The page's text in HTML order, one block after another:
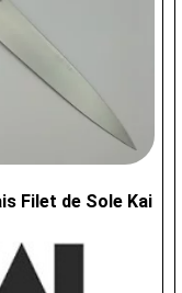
Filet de Sole Kai